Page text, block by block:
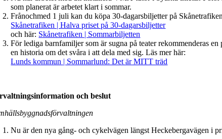
som planerat är arbetet klart i sommar.
Frånochmed 1 juli kan du köpa 30-dagarsbiljetter på
Skånetrafiken | Halva priset på 30-dagarsbiljetter
och här: Skånetrafiken | Sommarbiljetten
För lediga barnfamiljer som är sugna på teater rekommenderas
en historia om det svåra i att dela med sig. Läs mer här:
Lunds kommun | Sommarlund: Det är MITT träd
och beslut
Nu är den nya gång- och cykelvägen längst Heckebergavägen i